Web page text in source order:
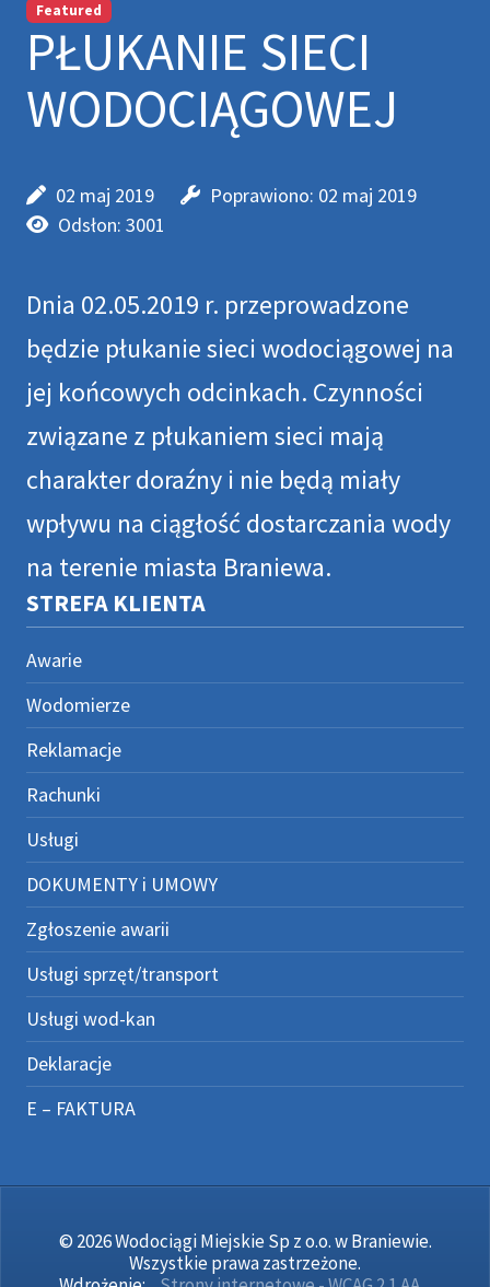
Featured
PŁUKANIE SIECI
WODOCIĄGOWEJ
02 maj 2019
Poprawiono: 02 maj 2019
Odsłon: 3001
Dnia 02.05.2019 r. przeprowadzone
będzie płukanie sieci wodociągowej na
jej końcowych odcinkach. Czynności
związane z płukaniem sieci mają
charakter doraźny i nie będą miały
wpływu na ciągłość dostarczania wody
na terenie miasta Braniewa.
STREFA KLIENTA
Awarie
Wodomierze
Reklamacje
Rachunki
Usługi
DOKUMENTY i UMOWY
Zgłoszenie awarii
Usługi sprzęt/transport
Usługi wod-kan
Deklaracje
E – FAKTURA
© 2026 Wodociągi Miejskie Sp z o.o. w Braniewie.
Wszystkie prawa zastrzeżone.